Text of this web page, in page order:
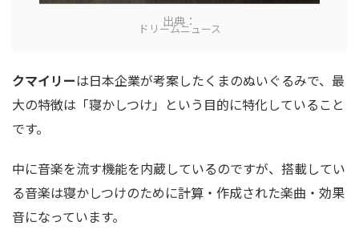
出典：
ドリームニュース
クマイリーは日本企業が考案したくまのぬいぐるみで、最
大の特徴は「寝かしつけ」という目的に特化していること
です。
中に音楽を流す機能を内蔵しているのですが、搭載してい
る音楽は寝かしつけのために計算・作成された楽曲・効果
音になっています。